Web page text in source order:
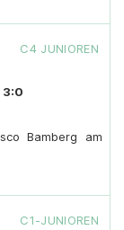
C4 JUNIOREN
3:0
Bamberg am
C1-JUNIOREN